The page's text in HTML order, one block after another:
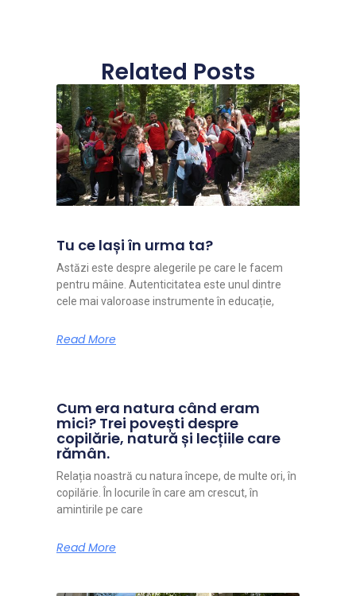
Related Posts
Tu ce lași în urma ta?
Astăzi este despre alegerile pe care le facem
pentru mâine. Autenticitatea este unul dintre
cele mai valoroase instrumente în educație,
Read More
Cum era natura când eram
mici? Trei povești despre
copilărie, natură și lecțiile care
rămân.
Relația noastră cu natura începe, de multe ori, în
copilărie. În locurile în care am crescut, în
amintirile pe care
Read More